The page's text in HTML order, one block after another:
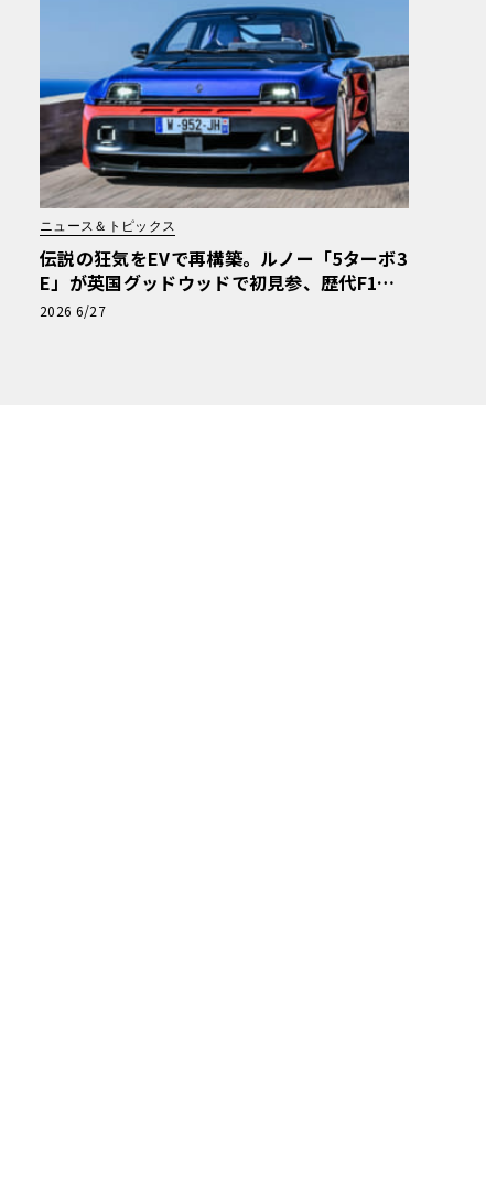
ニュース＆トピックス
伝説の狂気をEVで再構築。ルノー「5ターボ3
E」が英国グッドウッドで初見参、歴代F1マ
シンと共演へ
2026 6/27